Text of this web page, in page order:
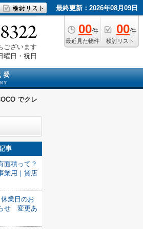
最終更新：2026年08月09日
00件
最近見た物件
00件
検討リスト
ございます
曜日・祝日
でクレ
事
面積って？
業用｜貸店
業日のお
せ 変更あ